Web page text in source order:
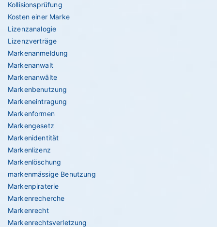
Kollisionsprüfung
Kosten einer Marke
Lizenzanalogie
Lizenzverträge
Markenanmeldung
Markenanwalt
Markenanwälte
Markenbenutzung
Markeneintragung
Markenformen
Markengesetz
Markenidentität
Markenlizenz
Markenlöschung
markenmässige Benutzung
Markenpiraterie
Markenrecherche
Markenrecht
Markenrechtsverletzung